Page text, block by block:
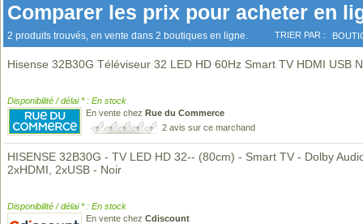
Comparer les prix pour acheter en
2 produits trouvés, en vente dans 2 boutiques en ligne. TRIER PAR :
Hisense 32B30G Téléviseur 32 LED HD 60Hz Smart TV HDMI USB
Disponibilité / délai * : En stock
En vente chez Rue du Commerce
2 avis sur ce marchand
HISENSE 32B30G - TV LED HD 32-- (80cm) - Smart TV - Dolby
2xHDMI, 2xUSB - Noir
Disponibilité / délai * : En stock
En vente chez Cdiscount